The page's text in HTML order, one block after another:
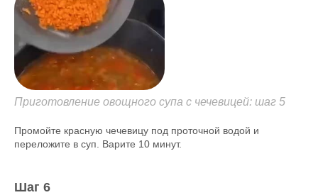
Приготовление овощного супа с чечевицей: шаг 5
Промойте красную чечевицу под проточной водой и
переложите в суп. Варите 10 минут.
Шаг 6